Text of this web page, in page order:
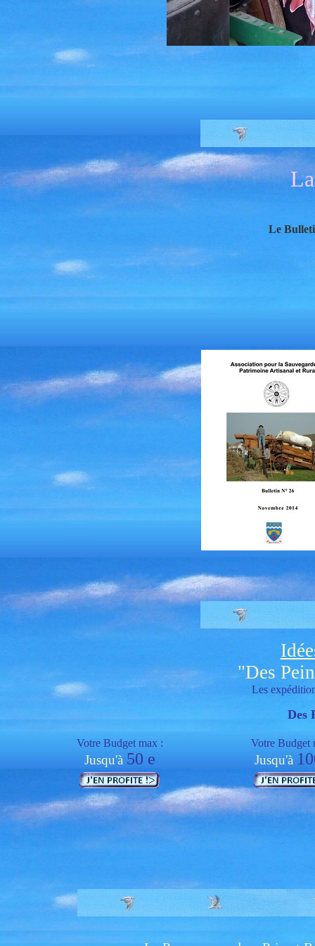
Le
"Des
Les
Des
Votre Budget max :
Jusqu'à 50 e
Votre Budget
Jusqu'à